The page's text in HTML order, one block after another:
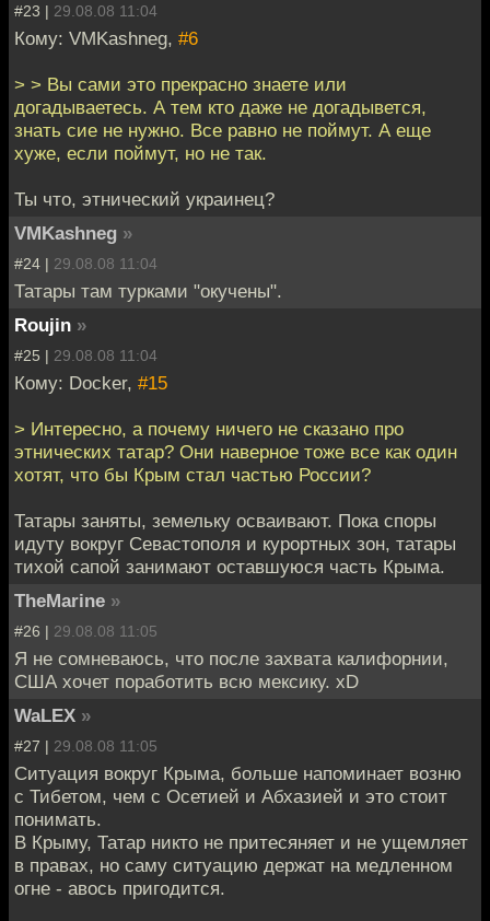
#23 | 29.08.08 11:04
Кому: VMKashneg, #6
> > Вы сами это прекрасно знаете или
догадываетесь. А тем кто даже не догадывется,
знать сие не нужно. Все равно не поймут. А еще
хуже, если поймут, но не так.
Ты что, этнический украинец?
VMKashneg »
#24 | 29.08.08 11:04
Татары там турками "окучены".
Roujin »
#25 | 29.08.08 11:04
Кому: Docker, #15
> Интересно, а почему ничего не сказано про
этнических татар? Они наверное тоже все как один
хотят, что бы Крым стал частью России?
Татары заняты, земельку осваивают. Пока споры
идуту вокруг Севастополя и курортных зон, татары
тихой сапой занимают оставшуюся часть Крыма.
TheMarine »
#26 | 29.08.08 11:05
Я не сомневаюсь, что после захвата калифорнии,
США хочет поработить всю мексику. xD
WaLEX »
#27 | 29.08.08 11:05
Ситуация вокруг Крыма, больше напоминает возню
с Тибетом, чем с Осетией и Абхазией и это стоит
понимать.
В Крыму, Татар никто не притесяняет и не ущемляет
в правах, но саму ситуацию держат на медленном
огне - авось пригодится.